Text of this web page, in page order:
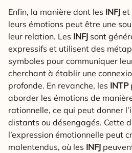
Enfin, la manière dont les INFJ et
leurs émotions peut être une
leur relation. Les INFJ sont
expressifs et utilisent des
symboles pour communiquer
cherchant à établir une
profonde. En revanche, les INTP
aborder les émotions de
rationnelle, ce qui peut donner
distants ou désengagés. Cette
l’expression émotionnelle peut
malentendus, où les INFJ